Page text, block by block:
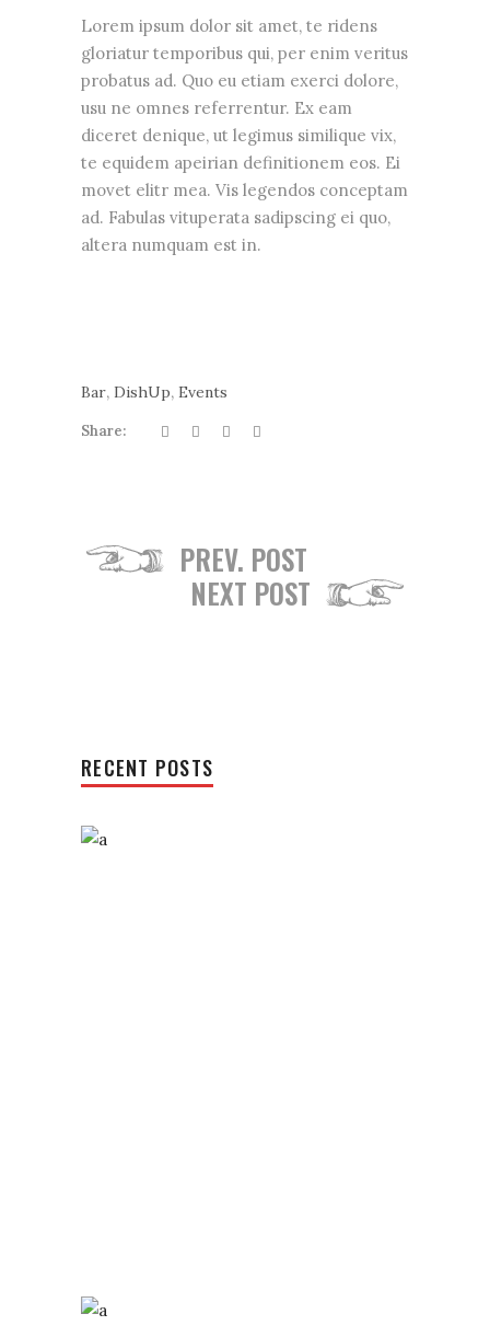
Lorem ipsum dolor sit amet, te ridens
gloriatur temporibus qui, per enim veritus
probatus ad. Quo eu etiam exerci dolore,
usu ne omnes referrentur. Ex eam
diceret denique, ut legimus similique vix,
te equidem apeirian definitionem eos. Ei
movet elitr mea. Vis legendos conceptam
ad. Fabulas vituperata sadipscing ei quo,
altera numquam est in.
Bar, DishUp, Events
Share:
PREV. POST
NEXT POST
RECENT POSTS